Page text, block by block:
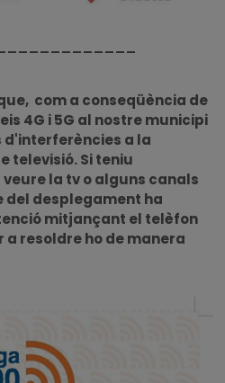
com a conseqüència de
4G i 5G al nostre municipi
d'interferències a la
televisió. Si teniu
la tv o alguns canals
desplegament ha
mitjançant el telèfon
a resoldre ho de manera